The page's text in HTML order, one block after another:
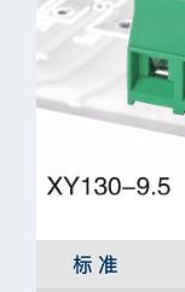
标 准